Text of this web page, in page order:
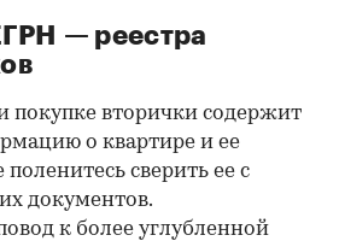
— реестра
покупке вторички содержит
о квартире и ее
поленитесь сверить ее с
документов.
к более углубленной